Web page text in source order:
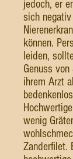
jedoch, er
sich
können.
leiden,
Genuss
ihrem Arzt
wenig
Zanderfilet.